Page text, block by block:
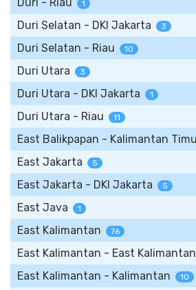
1
Duri Selatan - DKI Jakarta 3
Duri Selatan - Riau 10
Duri Utara 3
Duri Utara - DKI Jakarta 1
Duri Utara - Riau 11
East Balikpapan - Kalimantan
East Jakarta 5
East Jakarta - DKI Jakarta 5
East Java 1
East Kalimantan 76
East Kalimantan - East Kalimantan
East Kalimantan - Kalimantan 10